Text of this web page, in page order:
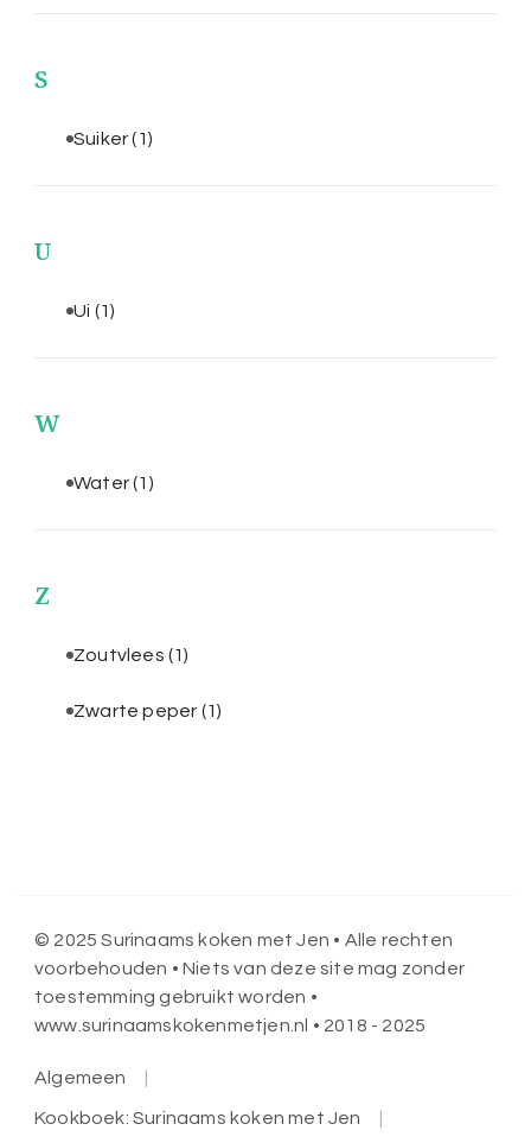
S
Suiker(1)
U
Ui (1)
W
Water(1)
Z
Zoutvlees (1)
Zwarte peper (1)
© 2025 Surinaams koken met Jen • Alle rechten
voorbehouden • Niets van deze site mag zonder
toestemming gebruikt worden •
www.surinaamskokenmetjen.nl • 2018 - 2025
Algemeen
Kookboek: Surinaams koken met Jen